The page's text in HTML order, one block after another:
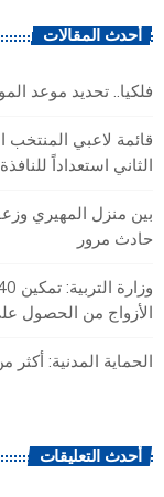
أحدث المقالات
فلكيا.. تحديد موعد
قائمة لاعبي
الثاني استعداداً
حادث مرور
الأزواج من الحصول
الحماية المدنية: أكثر من 600 تدخل خلال الـ24 ساعة
أحدث التعليقات